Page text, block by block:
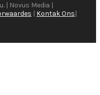
| Novus Media |
| Kontak Ons|